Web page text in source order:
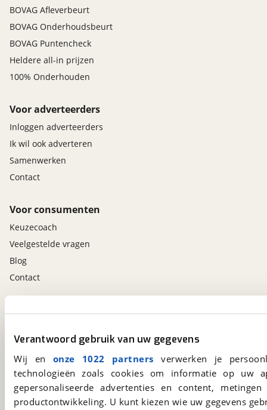
Verantwoord gebruik van uw gegevens
Wij en onze 1022 partners verwerken je
technologieën zoals cookies om informatie op
gepersonaliseerde advertenties en content,
productontwikkeling. U kunt kiezen wie uw gegevens
BOVAG Afleverbeurt
BOVAG Onderhoudsbeurt
BOVAG Puntencheck
Heldere all-in prijzen
100% Onderhouden
Voor adverteerders
Inloggen adverteerders
Ik wil ook adverteren
Samenwerken
Contact
Voor consumenten
Keuzecoach
Veelgestelde vragen
Blog
Contact
viaBOVAG.nl
Kosterijland 15
viaBOVAG.nl app
Altijd het meest recente aanbod bij de hand.
Download 'm nu.